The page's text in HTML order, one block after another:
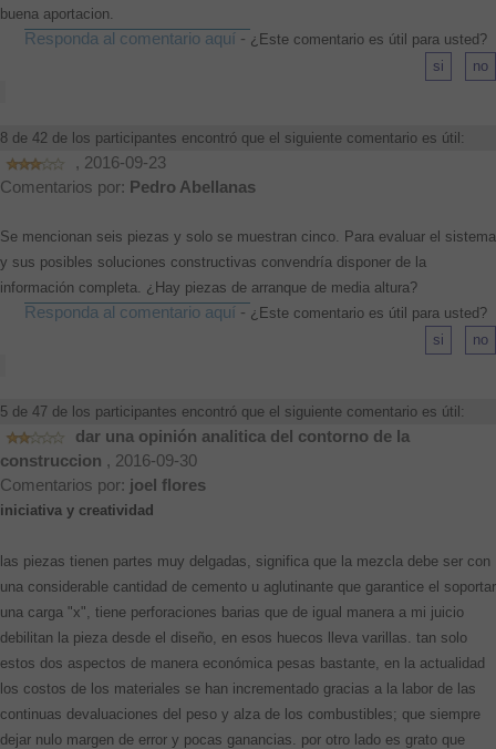
buena aportacion.
Responda al comentario aquí - ¿Este comentario es útil para usted?
8 de 42 de los participantes encontró que el siguiente comentario es útil:
, 2016-09-23
Comentarios por: Pedro Abellanas
Se mencionan seis piezas y solo se muestran cinco. Para evaluar el sistema
y sus posibles soluciones constructivas convendría disponer de la
información completa. ¿Hay piezas de arranque de media altura?
Responda al comentario aquí - ¿Este comentario es útil para usted?
5 de 47 de los participantes encontró que el siguiente comentario es útil:
dar una opinión analitica del contorno de la
construccion , 2016-09-30
Comentarios por: joel flores
iniciativa y creatividad
las piezas tienen partes muy delgadas, significa que la mezcla debe ser con
una considerable cantidad de cemento u aglutinante que garantice el soportar
una carga "x", tiene perforaciones barias que de igual manera a mi juicio
debilitan la pieza desde el diseño, en esos huecos lleva varillas. tan solo
estos dos aspectos de manera económica pesas bastante, en la actualidad
los costos de los materiales se han incrementado gracias a la labor de las
continuas devaluaciones del peso y alza de los combustibles; que siempre
dejar nulo margen de error y pocas ganancias. por otro lado es grato que